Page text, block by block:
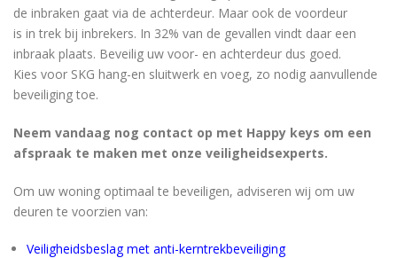
de inbraken gaat via de achterdeur. Maar ook de voordeur
is in trek bij inbrekers. In 32% van de gevallen vindt daar een
inbraak plaats. Beveilig uw voor- en achterdeur dus goed.
Kies voor SKG hang-en sluitwerk en voeg, zo nodig aanvullende
beveiliging toe.
Neem vandaag nog contact op met Happy keys om een ​​
afspraak te maken met onze veiligheidsexperts.
Om uw woning optimaal te beveiligen, adviseren wij om uw
deuren te voorzien van:
Veiligheidsbeslag met anti-kerntrekbeveiliging